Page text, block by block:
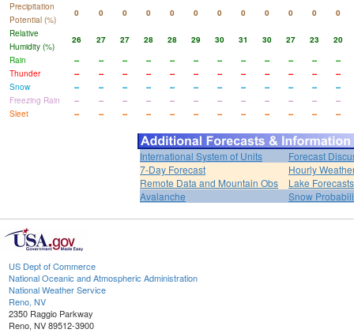
Precipitation
Potential (%)
0 0 0 0 0 0 0 0 0 0 0
0
Relative
Humidity (%)
26 27 27 28 28 29 30 31 30 27 23
20
Rain
-- -- -- -- -- -- -- -- -- -- --
--
Thunder
-- -- -- -- -- -- -- -- -- -- --
--
Snow
-- -- -- -- -- -- -- -- -- -- --
--
Freezing Rain
-- -- -- -- -- -- -- -- -- -- --
--
Sleet
-- -- -- -- -- -- -- -- -- -- -- --
International System of Units
Forecast
7-Day Forecast
Hourly
Remote Data and Mountain Obs
Lake Forecasts
Avalanche
Snow
US Dept of Commerce
National Oceanic and Atmospheric Administration
National Weather Service
Reno, NV
2350 Raggio Parkway
Reno, NV 89512-3900